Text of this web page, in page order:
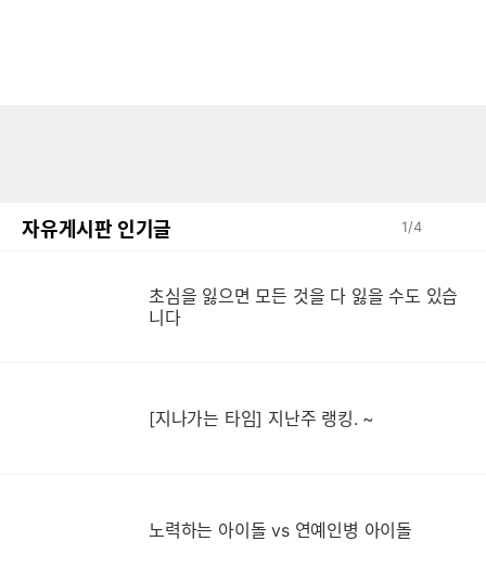
자유게시판 인기글 1/4
초심을 잃으면 모든 것을 다 잃을 수도 있습
니다
[지나가는 타임] 지난주 랭킹. ~
노력하는 아이돌 vs 연예인병 아이돌